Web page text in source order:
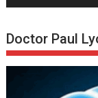
Doctor Paul